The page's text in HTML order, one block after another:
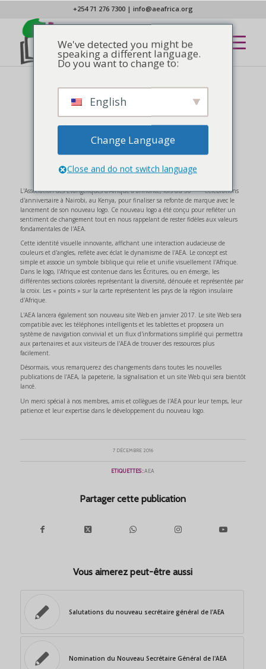
+254 71 276 7300| info@aeafrica.org
NOUVELLES
L'AEA DÉVOILE SON
NOUVEAU LOGO
L'Association des Évangéliques d'Afrique a annoncé, lors du 50
Célébrations
d'anniversaire à Nairobi, au Kenya, pour finaliser sa refonte de marque avec le
lancement de son nouveau logo. Ce nouveau logo a été conçu pour refléter un
sentiment de changement tout en nous rappelant de rester fidèles aux valeurs
fondamentales de l'AEA.
Cette identité visuelle innovante, affichant une interaction audacieuse de
couleurs et d'angles, reflète avec éclat le dynamisme de l'AEA. Le concept est
simple et associe un symbole biblique qui relie et unifie visuellement l'Afrique.
Dans le logo, l'Afrique est contenue dans les Écritures, ou en émerge, les
différentes sections colorées représentant la diversité, dénouée et représentée par
la croix. Les « points » sur la carte représentent les pays de la région insulaire
d'Afrique.
L'AEA lancera également son nouveau site Web en janvier 2017. Le site Web sera
compatible avec les téléphones intelligents et les tablettes et proposera un
système de navigation convivial et un flux d'informations simplifié qui permettra
aux partenaires et aux visiteurs de l'AEA de trouver des ressources plus
facilement.
Désormais, vous remarquerez des changements dans toutes les nouvelles
publications de l'AEA, la papeterie, la signalisation et un site Web qui sera bientôt
lancé.
Un merci spécial à nos membres, amis et collègues de l'AEA pour leur temps, leur
patience et leur expertise dans le développement du nouveau logo.
7 DÉCEMBRE 2016
ETIQUETTES :AEA
Partager cette publication
Vous aimerez peut-être aussi
Salutations du nouveau secrétaire général de l'AEA
Nomination du Nouveau Secrétaire Général de l'AEA
We've detected you might be
speaking a different language.
Do you want to change to:
English
Change Language
Close and do not switch language